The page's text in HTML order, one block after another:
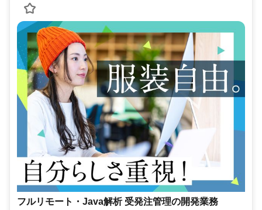
フルリモート・Java解析 受発注管理の開発業務